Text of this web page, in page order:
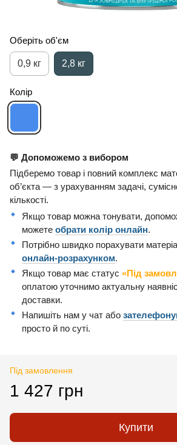
Оберіть об'єм
0,9 кг 2,8 кг
Колір
💬 Допоможемо з вибором
Підберемо товар і повний комплекс
об’єкта — з урахуванням задачі,
кількості.
Якщо товар можна тонувати,
можете обрати колір онлайн.
Потрібно швидко порахувати
онлайн-розрахунком.
Якщо товар має статус «Під
оплатою уточнимо актуальну
доставки.
Напишіть нам у чат або
просто й по суті.
Під замовлення
1 427 грн
Купити